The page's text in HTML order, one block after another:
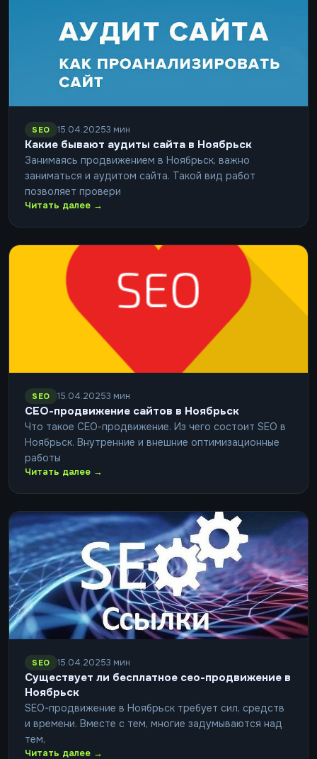
SEO 15.04.20253 мин
Какие бывают аудиты сайта в Ноябрьск
Занимаясь продвижением в Ноябрьск, важно
заниматься и аудитом сайта. Такой вид работ
позволяет провери
Читать далее →
SEO 15.04.20253 мин
СЕО-продвижение сайтов в Ноябрьск
Что такое СЕО-продвижение. Из чего состоит SEO в
Ноябрьск. Внутренние и внешние оптимизационные
работы
Читать далее →
SEO 15.04.20253 мин
Существует ли бесплатное сео-продвижение в
Ноябрьск
SEO-продвижение в Ноябрьск требует сил, средств
и времени. Вместе с тем, многие задумываются над
тем,
Читать далее →